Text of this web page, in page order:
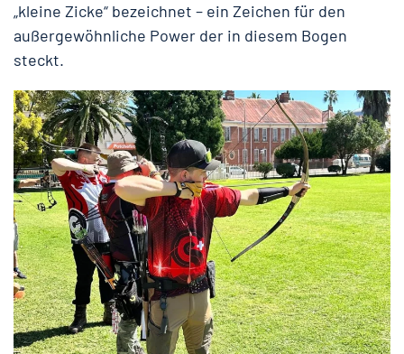
„kleine Zicke“ bezeichnet – ein Zeichen für den
außergewöhnliche Power der in diesem Bogen
steckt.